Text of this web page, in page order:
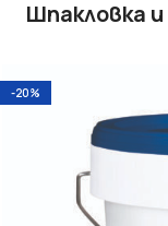
Шпакловка
-20%